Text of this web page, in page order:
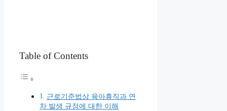
Table of Contents
근로기준법상 육아휴직과 연
차 발생 규정에 대한 이해